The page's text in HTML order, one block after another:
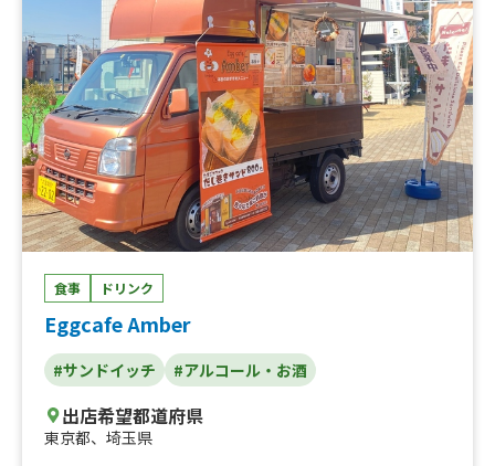
食事 ドリンク
Eggcafe Amber
#サンドイッチ #アルコール・お酒
出店希望都道府県
東京都、 埼玉県